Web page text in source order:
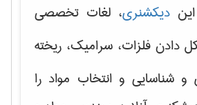
دیکشنری، لغات تخصصی
دادن فلزات، سرامیک، ریخته
شناسایی و انتخاب مواد را